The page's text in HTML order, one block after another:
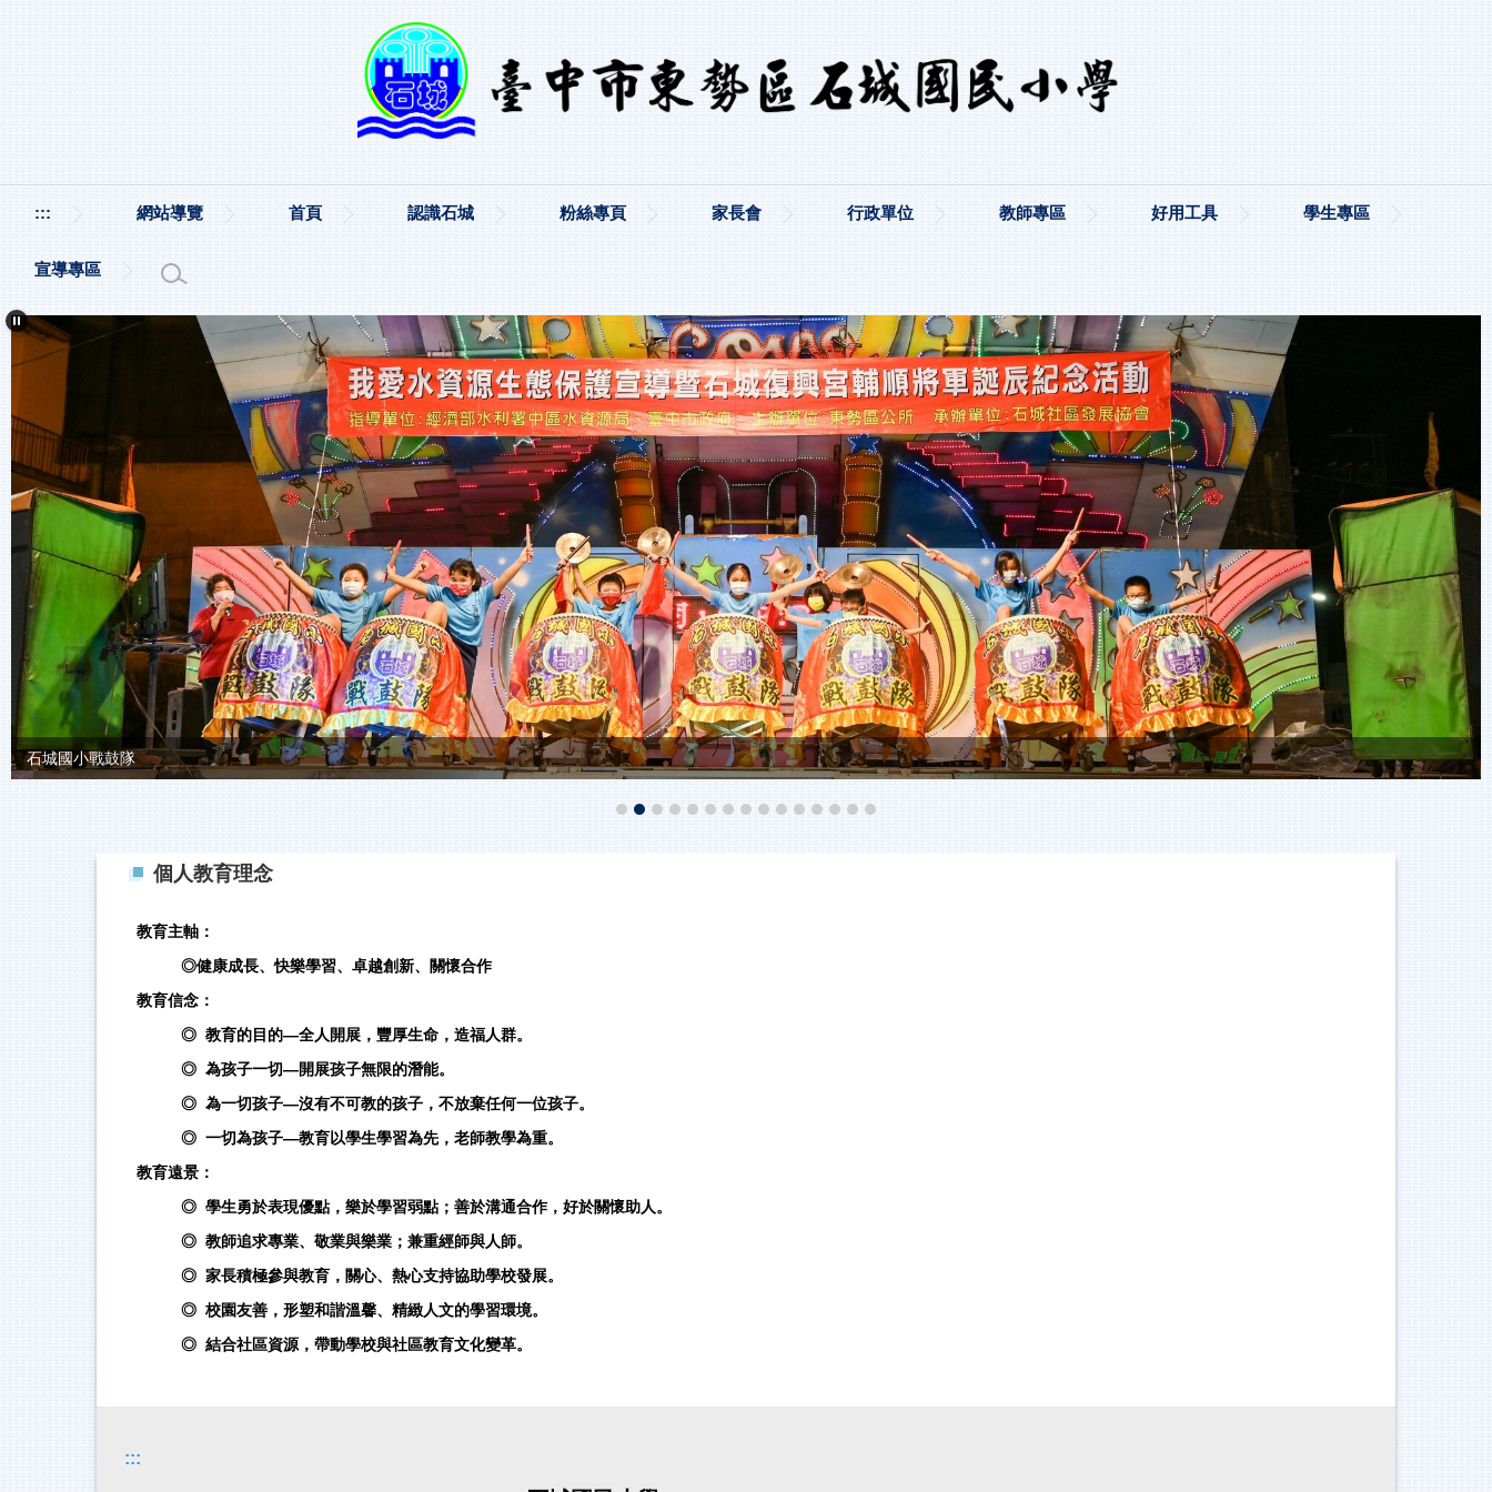
::: 網站導覽 首頁 認識石城 粉絲專頁 家長會 行政單位 教師專區 好用工具 學生專區
宣導專區
石城國小戰鼓隊
個人教育理念
教育主軸：
◎健康成長、快樂學習、卓越創新、關懷合作
教育信念：
◎ 教育的目的—全人開展，豐厚生命，造福人群。
◎ 為孩子一切—開展孩子無限的潛能。
◎ 為一切孩子—沒有不可教的孩子，不放棄任何一位孩子。
◎ 一切為孩子—教育以學生學習為先，老師教學為重。
教育遠景：
◎ 學生勇於表現優點，樂於學習弱點；善於溝通合作，好於關懷助人。
◎ 教師追求專業、敬業與樂業；兼重經師與人師。
◎ 家長積極參與教育，關心、熱心支持協助學校發展。
◎ 校園友善，形塑和諧溫馨、精緻人文的學習環境。
◎ 結合社區資源，帶動學校與社區教育文化變革。
:::